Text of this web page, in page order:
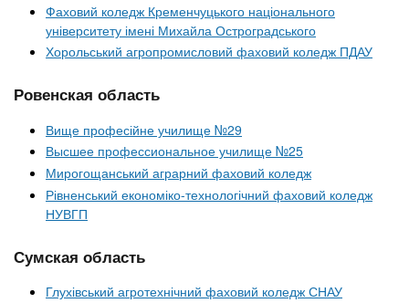
Фаховий коледж Кременчуцького національного
університету імені Михайла Остроградського
Хорольський агропромисловий фаховий коледж ПДАУ
Ровенская область
Вище професійне училище №29
Высшее профессиональное училище №25
Мирогощанський аграрний фаховий коледж
Рівненський економіко-технологічний фаховий коледж
НУВГП
Сумская область
Глухівський агротехнічний фаховий коледж СНАУ